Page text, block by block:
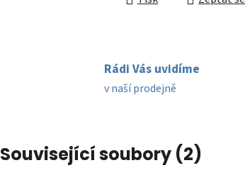
Rádi Vás uvidíme
v naší prodejně
Související soubory (2)